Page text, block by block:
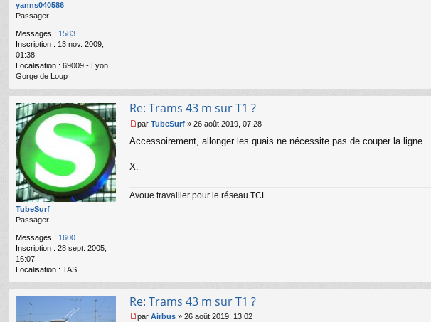
yanns040586
Passager
Messages : 1583
Inscription : 13 nov. 2009,
01:38
Localisation : 69009 - Lyon
Gorge de Loup
TubeSurf
Passager
Messages : 1600
Inscription : 28 sept. 2005,
16:07
Localisation : TAS
Re: Trams 43 m sur T1 ?
e
e
par TubeSurf » 26 août 2019, 07:28
Accessoirement, allonger les quais ne nécessite pas de couper la ligne...
X.
Avoue travailler pour le réseau TCL.
Re: Trams 43 m sur T1 ?
par Airbus » 26 août 2019, 13:02